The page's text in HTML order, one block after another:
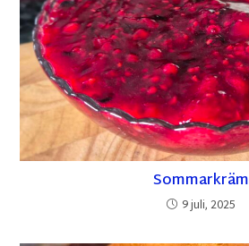
Sommarkräm
9 juli, 2025